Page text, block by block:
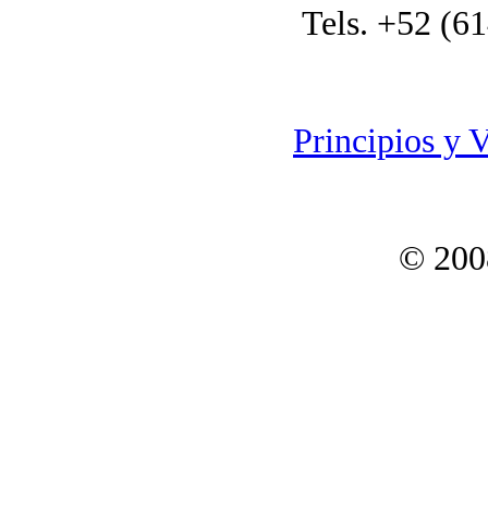
Tels. +52
Principios y
©